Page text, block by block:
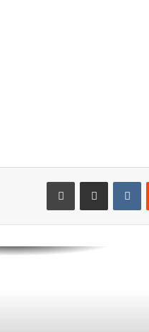
مشاركة عبر البريد طباعة
صور.. لحظات تتويج
من 20 سنة بكأس